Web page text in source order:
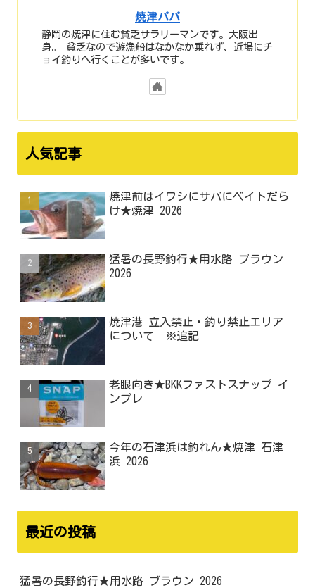
焼津パパ
静岡の焼津に住む貧乏サラリーマンです。大阪出
身。 貧乏なので遊漁船はなかなか乗れず、近場にチ
ョイ釣りへ行くことが多いです。
人気記事
焼津前はイワシにサバにベイトだら
け★焼津 2026
猛暑の長野釣行★用水路 ブラウン
2026
焼津港 立入禁止・釣り禁止エリア
について ※追記
老眼向き★BKKファストスナップ イ
ンプレ
今年の石津浜は釣れん★焼津 石津
浜 2026
最近の投稿
猛暑の長野釣行★用水路 ブラウン 2026